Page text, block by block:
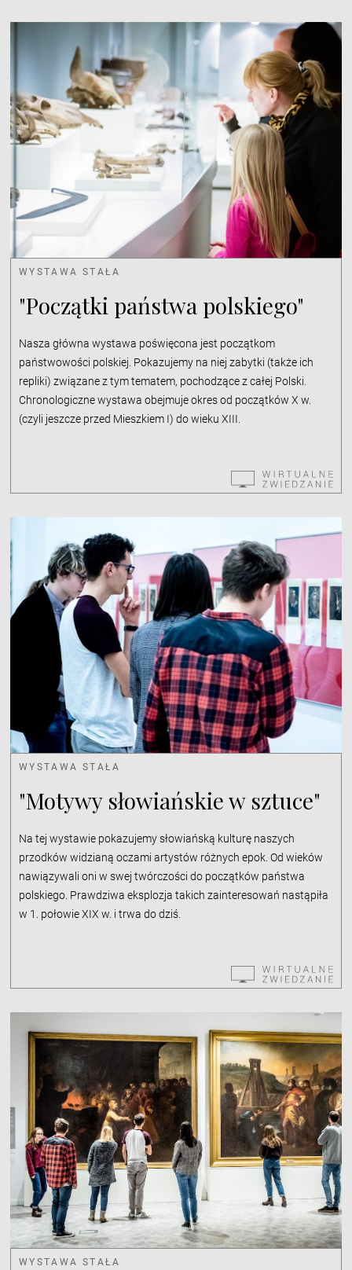
WYSTAWA STAŁA
"Początki państwa polskiego"
Nasza główna wystawa poświęcona jest początkom
państwowości polskiej. Pokazujemy na niej zabytki (także ich
repliki) związane z tym tematem, pochodzące z całej Polski.
Chronologiczne wystawa obejmuje okres od początków X w.
(czyli jeszcze przed Mieszkiem I) do wieku XIII.
WYSTAWA STAŁA
"Motywy słowiańskie w sztuce"
Na tej wystawie pokazujemy słowiańską kulturę naszych
przodków widzianą oczami artystów różnych epok. Od wieków
nawiązywali oni w swej twórczości do początków państwa
polskiego. Prawdziwa eksplozja takich zainteresowań nastąpiła
w 1. połowie XIX w. i trwa do dziś.
WYSTAWA STAŁA